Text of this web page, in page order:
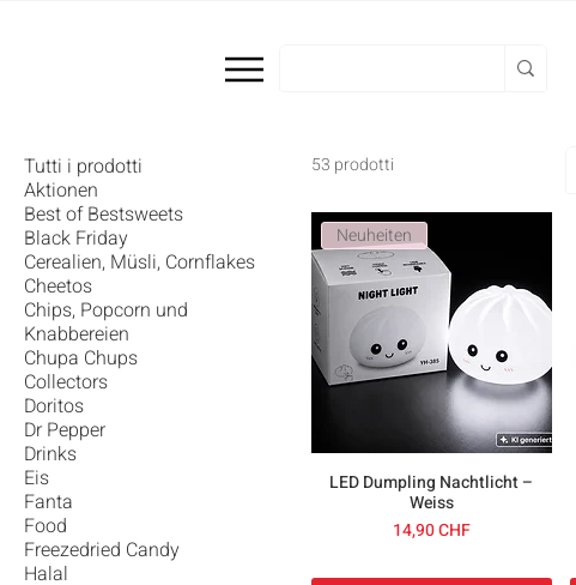
Tutti i prodotti
Aktionen
Best of Bestsweets
Black Friday
Cerealien, Müsli, Cornflakes
Cheetos
Chips, Popcorn und
Knabbereien
Chupa Chups
Collectors
Doritos
Dr Pepper
Drinks
Eis
Fanta
Food
Freezedried Candy
Halal
53 prodotti
Neuheiten
LED Dumpling Nachtlicht –
Weiss
Prezzo
14,90 CHF